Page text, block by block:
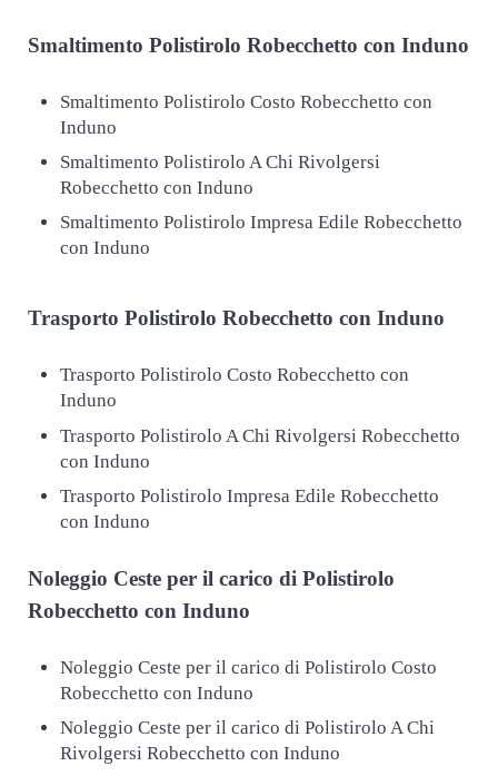
Smaltimento Polistirolo Robecchetto con Induno
Smaltimento Polistirolo Costo Robecchetto con
Induno
Smaltimento Polistirolo A Chi Rivolgersi
Robecchetto con Induno
Smaltimento Polistirolo Impresa Edile Robecchetto
con Induno
Trasporto Polistirolo Robecchetto con Induno
Trasporto Polistirolo Costo Robecchetto con
Induno
Trasporto Polistirolo A Chi Rivolgersi Robecchetto
con Induno
Trasporto Polistirolo Impresa Edile Robecchetto
con Induno
Noleggio Ceste per il carico di Polistirolo
Robecchetto con Induno
Noleggio Ceste per il carico di Polistirolo Costo
Robecchetto con Induno
Noleggio Ceste per il carico di Polistirolo A Chi
Rivolgersi Robecchetto con Induno